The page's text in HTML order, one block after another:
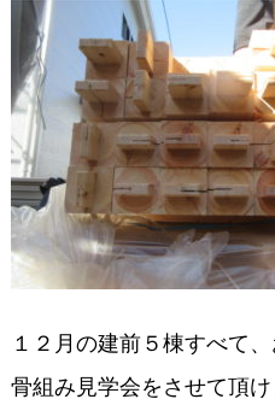
１２月の建前５棟すべて
骨組み見学会をさせて頂